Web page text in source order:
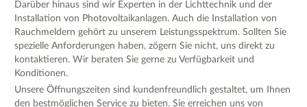
Darüber hinaus sind wir Experten in der Lichttechnik und der
Installation von Photovoltaikanlagen. Auch die Installation von
Rauchmeldern gehört zu unserem Leistungsspektrum. Sollten Sie
spezielle Anforderungen haben, zögern Sie nicht, uns direkt zu
kontaktieren. Wir beraten Sie gerne zu Verfügbarkeit und
Konditionen.
Unsere Öffnungszeiten sind kundenfreundlich gestaltet, um Ihnen
den bestmöglichen Service zu bieten. Sie erreichen uns von